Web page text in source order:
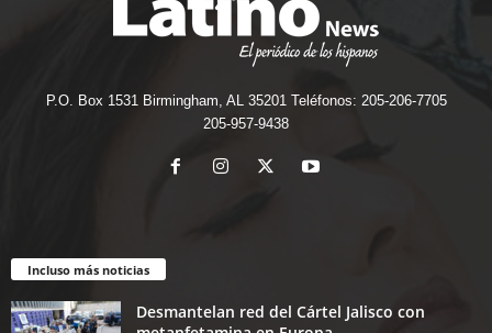
P.O. Box 1531 Birmingham, AL 35201 Teléfonos: 205-206-7705
205-957-9438
Incluso más noticias
Desmantelan red del Cártel Jalisco con